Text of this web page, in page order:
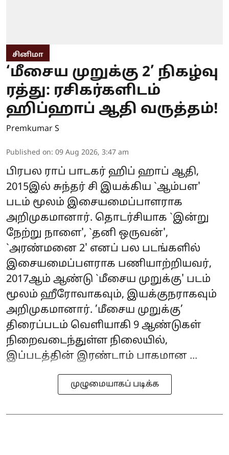
சினிமா
‘மீசைய முறுக்கு 2’ நிகழ்வு
ரத்து: ரசிகர்களிடம்
ஹிப்ஹாப் ஆதி வருத்தம்!
Premkumar S
Published on: 09 Aug 2026, 3:47 am
பிரபல ராப் பாடகர் ஹிப் ஹாப் ஆதி,
2015இல் சுந்தர் சி இயக்கிய `ஆம்பள'
படம் மூலம் இசையமைப்பாளராக
அறிமுகமானார். தொடர்சியாக `இன்று
நேற்று நாளை', `தனி ஒருவன்',
`அரண்மனை 2' எனப் பல படங்களில்
இசையமைப்பளராக பணியாற்றியவர்,
2017ஆம் ஆண்டு `மீசைய முறுக்கு' படம்
மூலம் ஹீரோவாகவும், இயக்குநராகவும்
அறிமுகமானார். ’மீசைய முறுக்கு’
திரைப்படம் வெளியாகி 9 ஆண்டுகள்
நிறைவடைந்துள்ள நிலையில்,
இப்படத்தின் இரண்டாம் பாகமான ...
முழுமையாகப் படிக்க